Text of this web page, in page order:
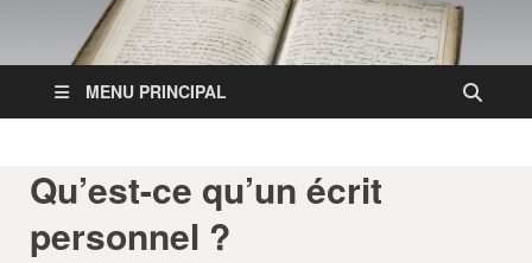
MENU PRINCIPAL
Qu’est-ce qu’un écrit
personnel ?